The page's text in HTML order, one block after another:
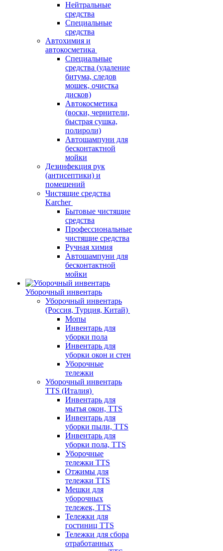
Нейтральные
средства
Специальные
средства
Автохимия и
автокосметика
Специальные
средства (удаление
битума, следов
мошек, очистка
дисков)
Автокосметика
(воски, чернители,
быстрая сушка,
полироли)
Автошампуни для
бесконтактной
мойки
Дезинфекция рук
(антисептики) и
помещений
Чистящие средства
Karcher
Бытовые чистящие
средства
Профессиональные
чистящие средства
Ручная химия
Автошампуни для
бесконтактной
мойки
Уборочный инвентарь
Уборочный инвентарь
(Россия, Турция, Китай)
Мопы
Инвентарь для
уборки пола
Инвентарь для
уборки окон и стен
Уборочные
тележки
Уборочный инвентарь
TTS (Италия)
Инвентарь для
мытья окон, TTS
Инвентарь для
уборки пыли, TTS
Инвентарь для
уборки пола, TTS
Уборочные
тележки TTS
Отжимы для
тележки TTS
Мешки для
уборочных
тележек, TTS
Тележки для
гостиниц TTS
Тележки для сбора
отработанных